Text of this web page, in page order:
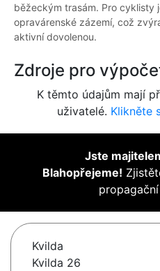
běžeckým trasám. Pro cyklisty
opravárenské zázemí, což
aktivní dovolenou.
Zdroje pro
K těmto údajům mají
uživatelé. Klikněte
Jste
Blahopřejeme!
Kvilda
Kvilda 26